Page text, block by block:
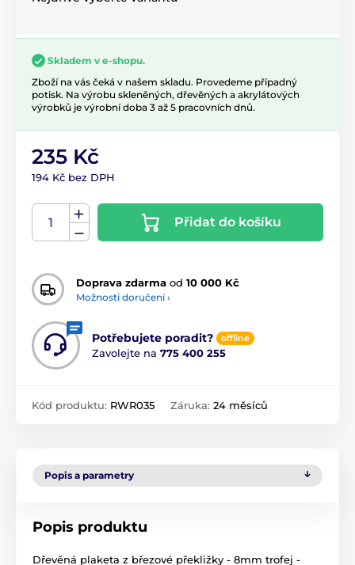
Skladem v e-shopu.
Zboží na vás čeká v našem skladu. Provedeme případný
potisk. Na výrobu skleněných, dřevěných a akrylátových
výrobků je výrobní doba 3 až 5 pracovních dnů.
235 Kč
194 Kč bez DPH
Přidat do košíku
Doprava zdarma od 10 000 Kč
Možnosti doručení ›
Potřebujete poradit? offline
Zavolejte na 775 400 255
Kód produktu: RWR035 Záruka: 24 měsíců
Popis a parametry
Popis produktu
Dřevěná plaketa z březové překližky - 8mm trofej -